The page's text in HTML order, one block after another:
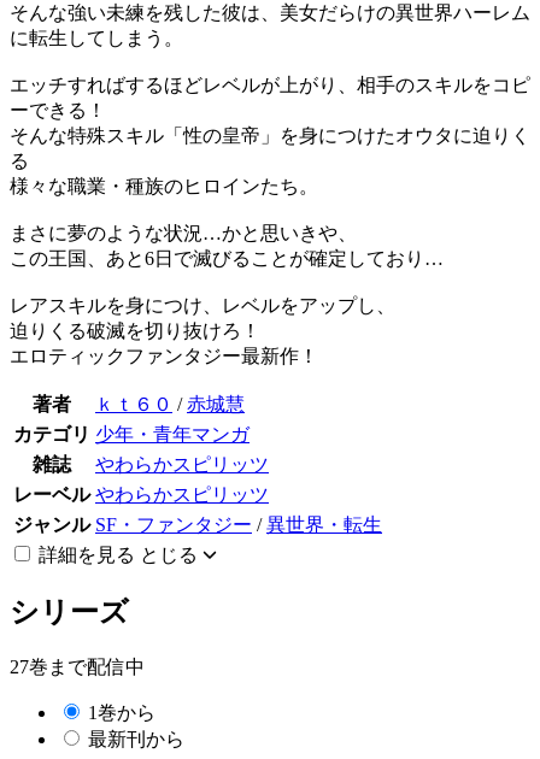
そんな強い未練を残した彼は、美女だらけの異世界ハーレム
に転生してしまう。
エッチすればするほどレベルが上がり、相手のスキルをコピ
ーできる！
そんな特殊スキル「性の皇帝」を身につけたオウタに迫りく
る
様々な職業・種族のヒロインたち。
まさに夢のような状況…かと思いきや、
この王国、あと6日で滅びることが確定しており…
レアスキルを身につけ、レベルをアップし、
迫りくる破滅を切り抜けろ！
エロティックファンタジー最新作！
著者 ｋｔ６０ /赤城慧
カテゴリ 少年・青年マンガ
雑誌
やわらかスピリッツ
レーベル やわらかスピリッツ
ジャンル SF・ファンタジー /異世界・転生
詳細を見る とじる
シリーズ
27巻まで配信中
1巻から
最新刊から